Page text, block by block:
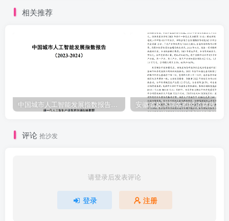
相关推荐
评论 抢沙发
请登录后发表评论
登录 注册